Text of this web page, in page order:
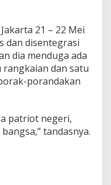
21 – 22 Mei
dan disentegrasi
dia menduga ada
rangkaian dan satu
porandakan
patriot negeri,
tandasnya.